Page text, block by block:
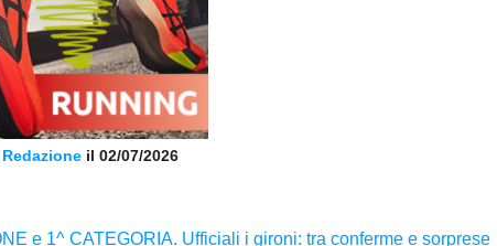
Redazione il 02/07/2026
e 1^ CATEGORIA. Ufficiali i gironi: tra conferme e sorprese